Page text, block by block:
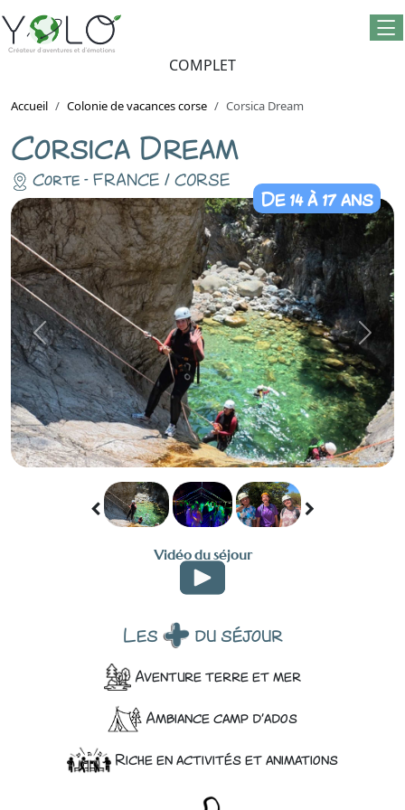
COMPLET
Accueil Colonie de vacances corse Corsica Dream
Corsica Dream
Corte - FRANCE / CORSE
Previous Next
De 14 à 17 ans
Vidéo du séjour